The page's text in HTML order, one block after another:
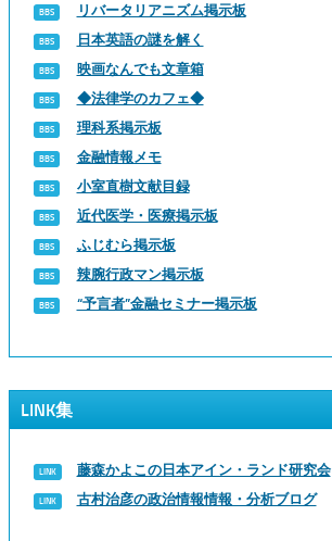
リバータリアニズム掲示板
日本英語の謎を解く
映画なんでも文章箱
◆法律学のカフェ◆
理科系掲示板
金融情報メモ
小室直樹文献目録
近代医学・医療掲示板
ふじむら掲示板
辣腕行政マン掲示板
“予言者”金融セミナー掲示板
LINK集
藤森かよこの日本アイン・ランド研究会
古村治彦の政治情報情報・分析ブログ